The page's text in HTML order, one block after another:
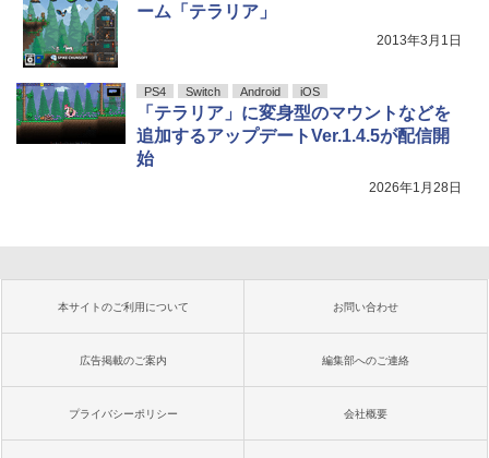
ーム「テラリア」
2013年3月1日
PS4 Switch Android iOS
「テラリア」に変身型のマウントなどを
追加するアップデートVer.1.4.5が配信開
始
2026年1月28日
本サイトのご利用について お問い合わせ
広告掲載のご案内 編集部へのご連絡
プライバシーポリシー 会社概要